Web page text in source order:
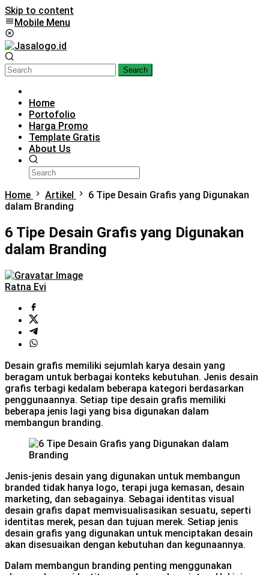
Skip to content
Mobile Menu
Search
Home
Portofolio
Harga Promo
Template Gratis
About Us
Home Artikel
6 Tipe Desain Grafis yang Digunakan
dalam Branding
6 Tipe Desain Grafis yang Digunakan
dalam Branding
Ratna Evi
Desain grafis memiliki sejumlah karya desain yang
beragam untuk berbagai konteks kebutuhan. Jenis desain
grafis terbagi kedalam beberapa kategori berdasarkan
penggunaannya. Setiap tipe desain grafis memiliki
beberapa jenis lagi yang bisa digunakan dalam
membangun branding.
Jenis-jenis desain yang digunakan untuk membangun
branded tidak hanya logo, terapi juga kemasan, desain
marketing, dan sebagainya. Sebagai identitas visual
desain grafis dapat memvisualisasikan sesuatu, seperti
identitas merek, pesan dan tujuan merek. Setiap jenis
desain grafis yang digunakan untuk menciptakan desain
akan disesuaikan dengan kebutuhan dan kegunaannya.
Dalam membangun branding penting menggunakan